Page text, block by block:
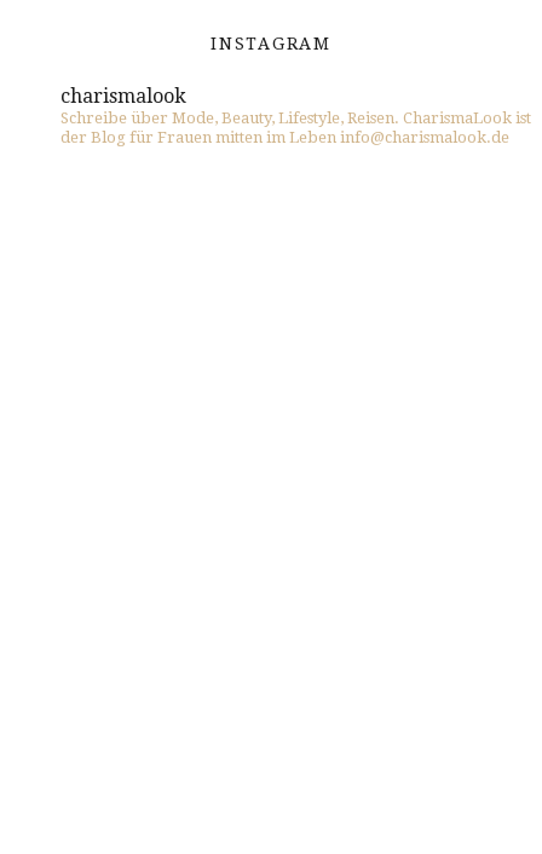
INSTAGRAM
charismalook
Schreibe über Mode, Beauty, Lifestyle, Reisen. CharismaLook ist
der Blog für Frauen mitten im Leben info@charismalook.de